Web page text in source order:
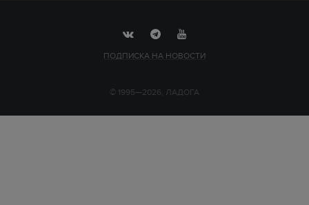
ПОДПИСКА НА НОВОСТИ
© 1995—2026, ЛАДОГА